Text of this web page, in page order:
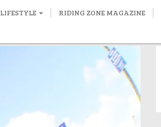
LIFESTYLE RIDING ZONE MAGAZINE